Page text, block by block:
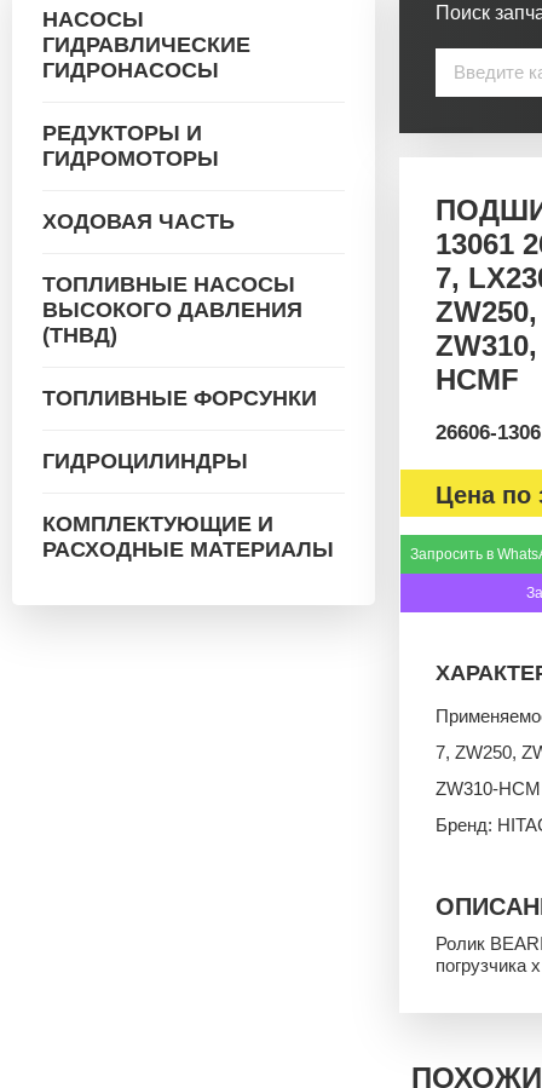
НАСОСЫ
ГИДРАВЛИЧЕСКИЕ
ГИДРОНАСОСЫ
РЕДУКТОРЫ И
ГИДРОМОТОРЫ
ХОДОВАЯ ЧАСТЬ
ТОПЛИВНЫЕ НАСОСЫ
ВЫСОКОГО ДАВЛЕНИЯ
(ТНВД)
ТОПЛИВНЫЕ ФОРСУНКИ
ГИДРОЦИЛИНДРЫ
КОМПЛЕКТУЮЩИЕ И
РАСХОДНЫЕ МАТЕРИАЛЫ
Поиск
13061
7,
HCMF
26606-
Цена по
Запросить в
7, ZW250,
ZW310-
Бренд:
Ролик
погрузчика